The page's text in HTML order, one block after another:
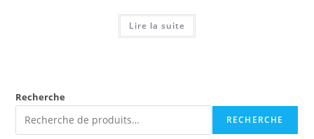
Lire la suite
Recherche
RECHERCHE